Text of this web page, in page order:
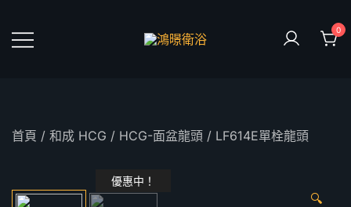
content
0
首頁 / 和成 HCG / HCG-面盆龍頭 / LF614E單栓龍頭
優惠中！
🔍